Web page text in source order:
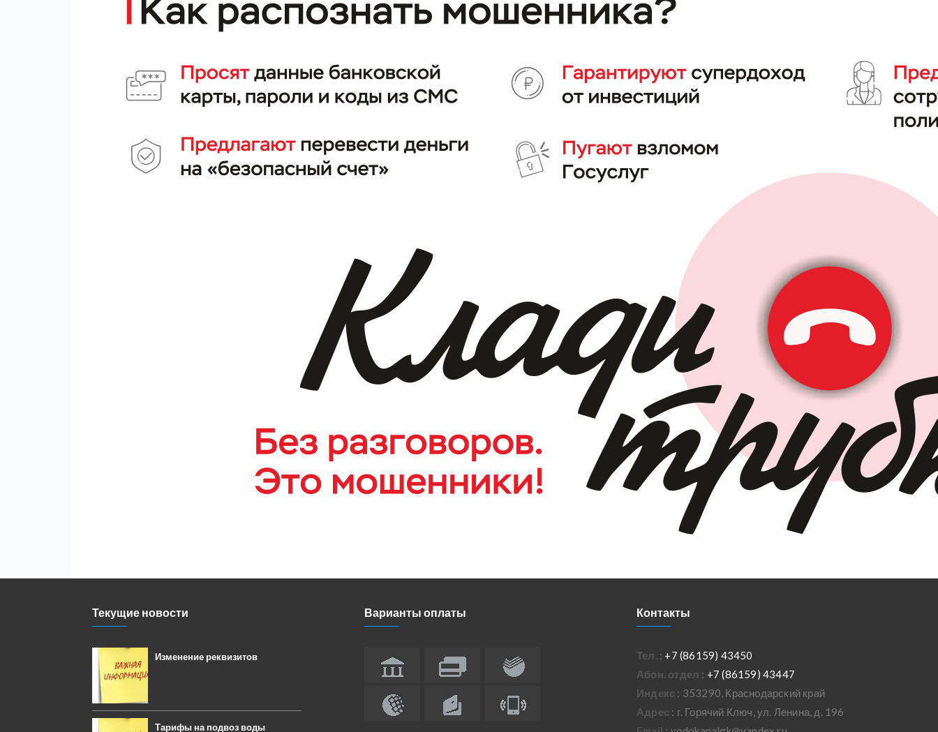
Текущие новости
Изменение реквизитов
Тарифы на подвоз воды
Варианты оплаты Контакты
Тел. : +7 (86159) 43450
Абон. отдел : +7 (86159) 43447
Индекс : 353290, Краснодарский край
Адрес : г. Горячий Ключ, ул. Ленина, д. 196